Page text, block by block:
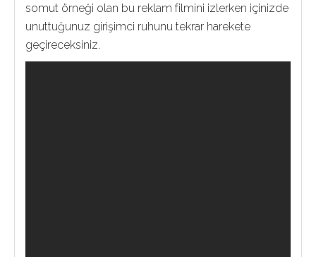
somut örneği olan bu reklam filmini izlerken içinizde
unuttuğunuz girişimci ruhunu tekrar harekete
geçireceksiniz.